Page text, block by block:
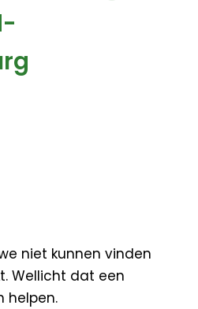
niet kunnen vinden
Wellicht dat een
helpen.